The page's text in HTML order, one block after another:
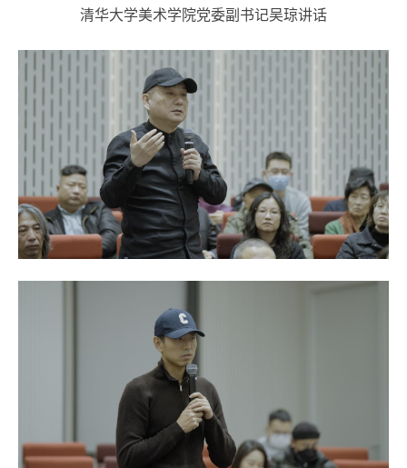
清华大学美术学院党委副书记吴琼讲话